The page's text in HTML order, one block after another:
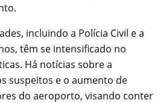
incluindo a Polícia Civil e a
têm se intensificado no
Há notícias sobre a
suspeitos e o aumento de
do aeroporto, visando conter